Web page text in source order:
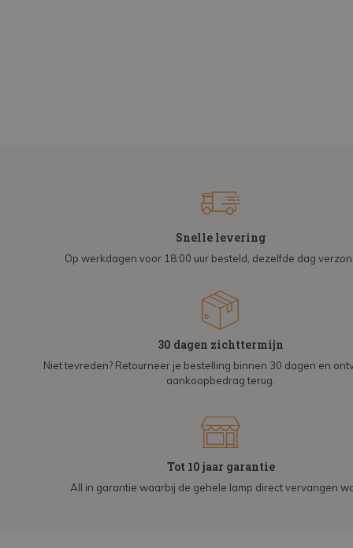
Snelle levering
Op werkdagen voor 18:00 uur besteld, dezelfde dag
30 dagen zichttermijn
Niet tevreden? Retourneer je bestelling binnen 30 dagen en
aankoopbedrag terug.
Tot 10 jaar garantie
All in garantie waarbij de gehele lamp direct vervangen